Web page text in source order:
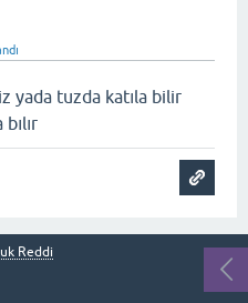
yada tuzda katıla bilir
Reddi